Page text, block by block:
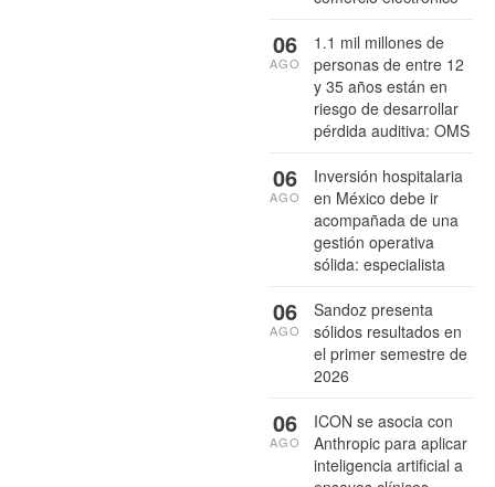
1.1 mil millones de
personas de entre 12
y 35 años están en
riesgo de desarrollar
pérdida auditiva: OMS
06
AGO
Inversión hospitalaria
en México debe ir
acompañada de una
gestión operativa
sólida: especialista
06
AGO
Sandoz presenta
sólidos resultados en
el primer semestre de
2026
06
AGO
ICON se asocia con
Anthropic para aplicar
inteligencia artificial a
06
AGO